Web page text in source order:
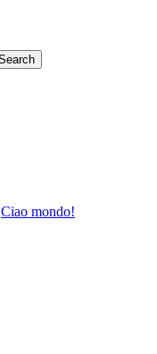
Ciao mondo!